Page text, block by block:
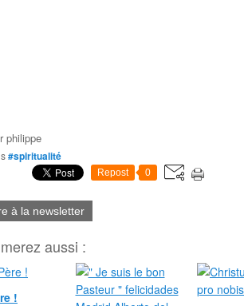
philippe
#spiritualité
Repost 0
à la newsletter
aussi :
!